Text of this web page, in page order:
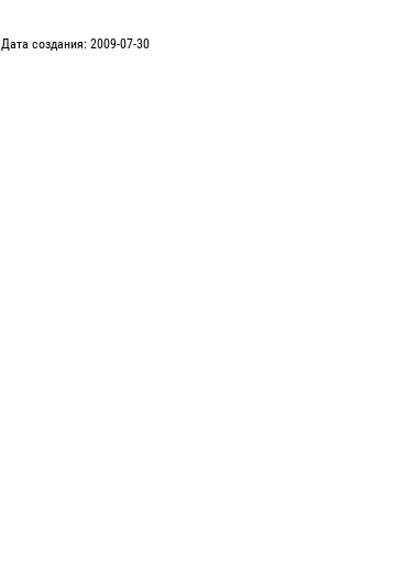
Дата создания: 2009-07-30